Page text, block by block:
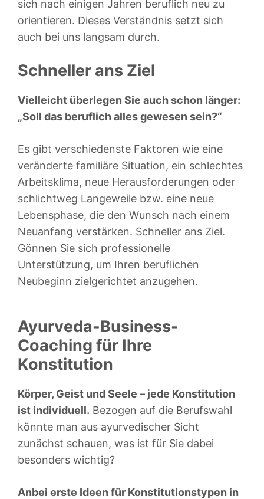
sich nach einigen Jahren beruflich neu zu
orientieren. Dieses Verständnis setzt sich
auch bei uns langsam durch.
Schneller ans Ziel
Vielleicht überlegen Sie auch schon länger:
„Soll das beruflich alles gewesen sein?“
Es gibt verschiedenste Faktoren wie eine
veränderte familiäre Situation, ein schlechtes
Arbeitsklima, neue Herausforderungen oder
schlichtweg Langeweile bzw. eine neue
Lebensphase, die den Wunsch nach einem
Neuanfang verstärken. Schneller ans Ziel.
Gönnen Sie sich professionelle
Unterstützung, um Ihren beruflichen
Neubeginn zielgerichtet anzugehen.
Ayurveda-Business-
Coaching für Ihre
Konstitution
Körper, Geist und Seele – jede Konstitution
ist individuell. Bezogen auf die Berufswahl
könnte man aus ayurvedischer Sicht
zunächst schauen, was ist für Sie dabei
besonders wichtig?
Anbei erste Ideen für Konstitutionstypen in